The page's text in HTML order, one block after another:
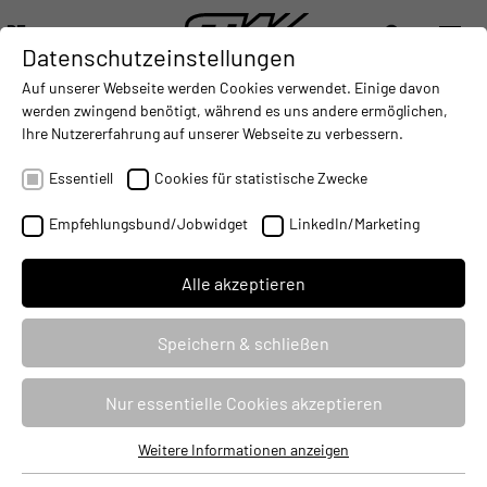
DE
DEUTSCH (DE)
ENGLISH (EN)
中文 (ZH)
DIGITALISIERUNG - CONNECTING THE WORLD OF MOBILE MACHINES
AUTOMATISIERUNG - IMPROVING MOBILE MACHINES
INTEGRATION
KUNDENCENTER
Datenschutzeinstellungen
Auf unserer Webseite werden Cookies verwendet. Einige davon
werden zwingend benötigt, während es uns andere ermöglichen,
Ihre Nutzererfahrung auf unserer Webseite zu verbessern.
Essentiell Cookies für statistische Zwecke
Empfehlungsbund/Jobwidget LinkedIn/Marketing
Alle akzeptieren
Speichern & schließen
Nur essentielle Cookies akzeptieren
Weitere Informationen anzeigen